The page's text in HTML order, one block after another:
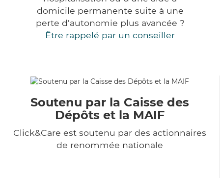
domicile permanente suite à une
perte d'autonomie plus avancée ?
Être rappelé par un conseiller
Soutenu par la Caisse des
Dépôts et la MAIF
Click&Care est soutenu par des actionnaires
de renommée nationale